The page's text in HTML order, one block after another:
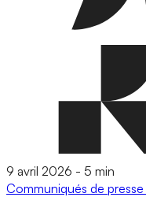
9 avril 2026 - 5 min
Communiqués de presse